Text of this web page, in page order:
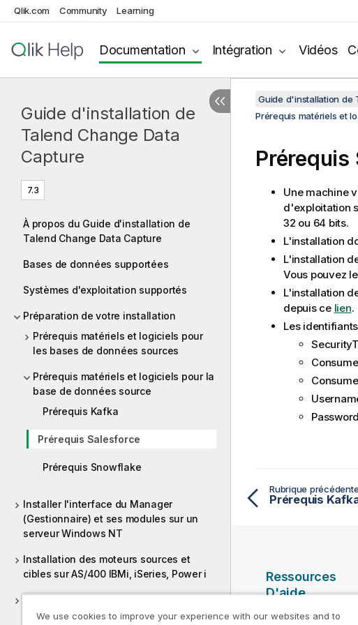
Qlik.com Community Learning
Documentation Intégration Vidéos
Guide d'installation de
Talend Change Data
Capture
7.3
À propos du Guide d'installation de
Talend Change Data Capture
Bases de données supportées
Systèmes d'exploitation supportés
Préparation de votre installation
Prérequis matériels et logiciels pour
les bases de données sources
Prérequis matériels et logiciels pour la
base de données source
Prérequis Kafka
Prérequis Salesforce
Prérequis Snowflake
Installer l'interface du Manager
(Gestionnaire) et ses modules sur un
serveur Windows NT
Installation des moteurs sources et
cibles sur AS/400 IBMi, iSeries, Power i
sous Windows NT
Guide d'installation de
Prérequis matériels et
Prérequis
Une machine
d'exploitation
32 ou 64 bits.
L'installation
L'installation
Vous pouvez
L'installation
depuis ce lien.
Les
Password
Rubrique précédente
Prérequis
Ressources
D'aide
Vidéos Qlik Help
We use cookies to improve your experience with our websites and to